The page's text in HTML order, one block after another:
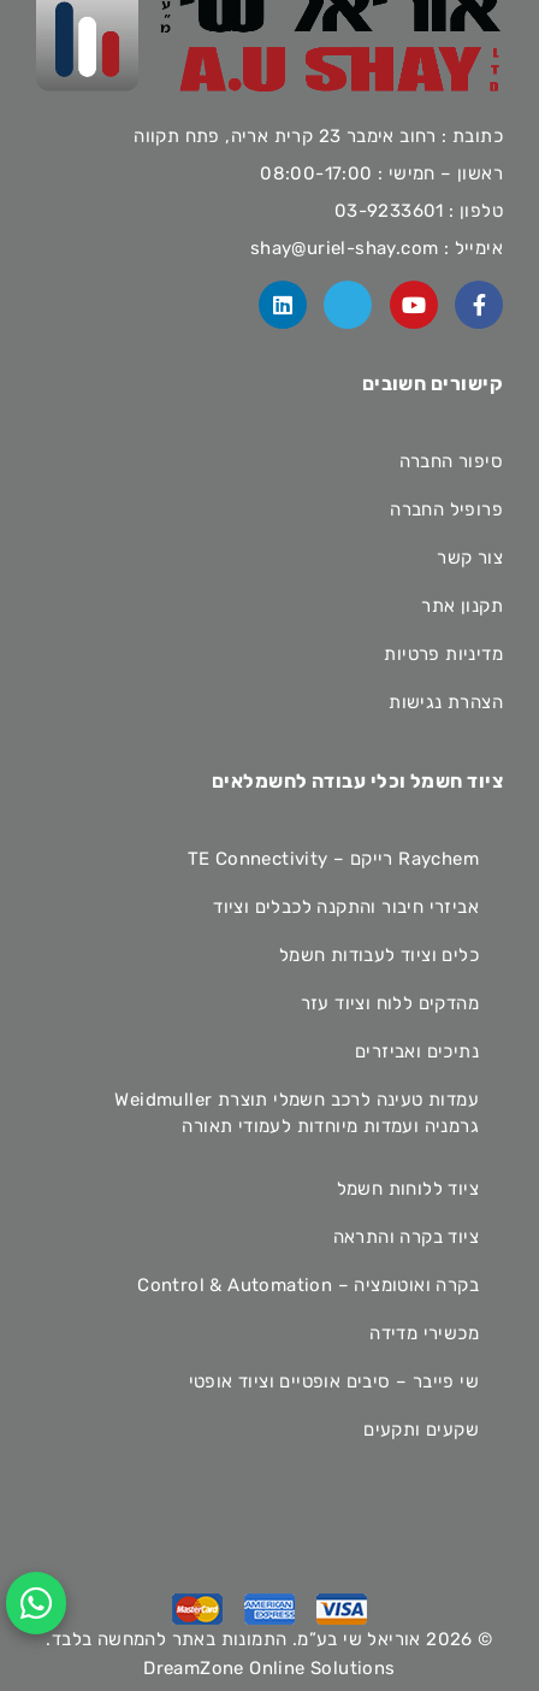
כתובת : רחוב אימבר 23 קרית אריה, פתח תקווה
ראשון – חמישי : 08:00-17:00
טלפון : 03-9233601
אימייל : shay@uriel-shay.com
קישורים חשובים
סיפור החברה
פרופיל החברה
צור קשר
תקנון אתר
מדיניות פרטיות
הצהרת נגישות
ציוד חשמל וכלי עבודה לחשמלאים
Raychem רייקם – TE Connectivity
אביזרי חיבור והתקנה לכבלים וציוד
כלים וציוד לעבודות חשמל
מהדקים ללוח וציוד עזר
נתיכים ואביזרים
עמדות טעינה לרכב חשמלי תוצרת Weidmuller
גרמניה ועמדות מיוחדות לעמודי תאורה
ציוד ללוחות חשמל
ציוד בקרה והתראה
בקרה ואוטומציה – Control & Automation
מכשירי מדידה
שי פייבר – סיבים אופטיים וציוד אופטי
שקעים ותקעים
© 2026 אוריאל שי בע”מ. התמונות באתר להמחשה בלבד.
DreamZone Online Solutions